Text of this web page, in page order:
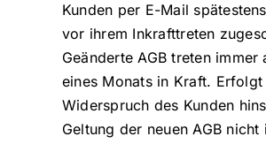
Kunden per E-Mail
vor ihrem Inkrafttreten
Geänderte AGB treten immer
eines Monats in Kraft. Erfolgt
Widerspruch des Kunden
Geltung der neuen AGB